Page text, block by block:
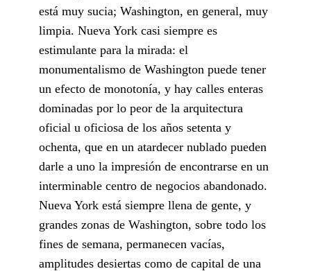
está muy sucia; Washington, en general, muy
limpia. Nueva York casi siempre es
estimulante para la mirada: el
monumentalismo de Washington puede tener
un efecto de monotonía, y hay calles enteras
dominadas por lo peor de la arquitectura
oficial u oficiosa de los años setenta y
ochenta, que en un atardecer nublado pueden
darle a uno la impresión de encontrarse en un
interminable centro de negocios abandonado.
Nueva York está siempre llena de gente, y
grandes zonas de Washington, sobre todo los
fines de semana, permanecen vacías,
amplitudes desiertas como de capital de una